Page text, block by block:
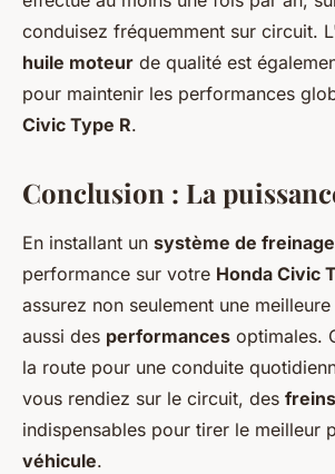
conduisez fréquemment sur circuit.
huile moteur de qualité est
pour maintenir les performances
Civic Type R.
Conclusion : La
En installant un système de freinage
performance sur votre Honda Civic
assurez non seulement une
aussi des performances optimales.
la route pour une conduite
vous rendiez sur le circuit, des freins
indispensables pour tirer le meilleur
véhicule.